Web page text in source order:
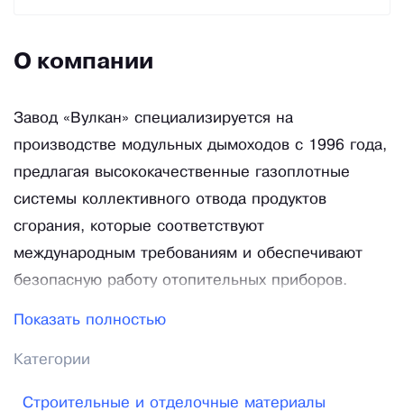
О компании
Завод «Вулкан» специализируется на
производстве модульных дымоходов с 1996 года,
предлагая высококачественные газоплотные
системы коллективного отвода продуктов
сгорания, которые соответствуют
международным требованиям и обеспечивают
безопасную работу отопительных приборов.
предприятий, и постоянно внедряет передовые
Показать полностью
Категории
Строительные и отделочные материалы